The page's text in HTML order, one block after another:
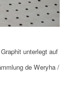
unterlegt auf
de Weryha /